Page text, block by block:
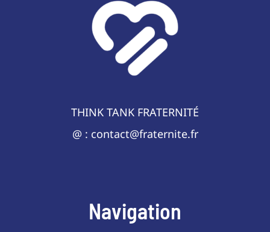
THINK TANK FRATERNITÉ
@ : contact@fraternite.fr
Navigation